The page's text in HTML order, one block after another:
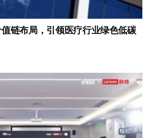
链布局，引领医疗行业绿色低碳